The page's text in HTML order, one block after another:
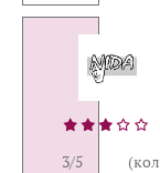
3/5 (кол-